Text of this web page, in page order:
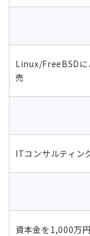
Linux/FreeBSDに
売
ITコンサルティン
資本金を1,000万